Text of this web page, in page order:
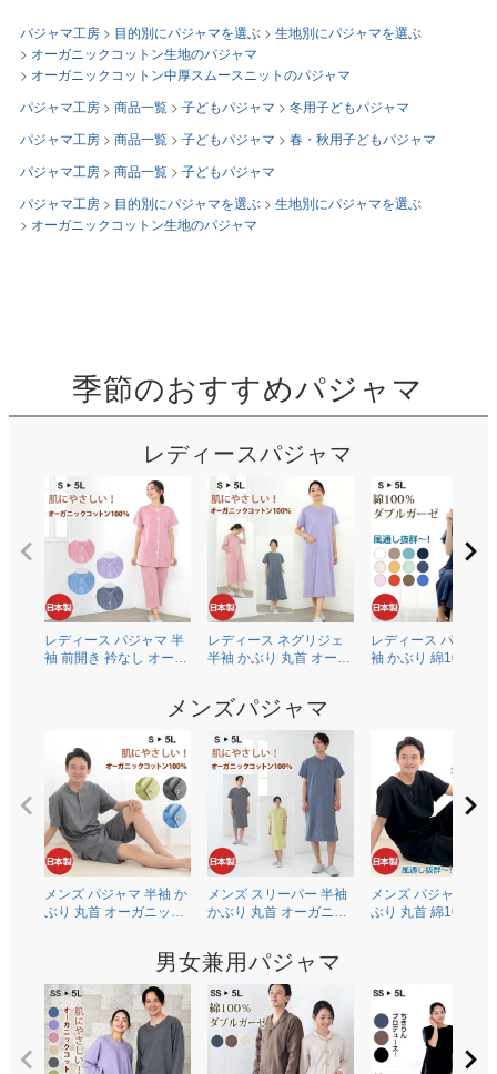
パジャマ工房 目的別にパジャマを選ぶ
生地別にパジャマを選ぶ
オーガニックコットン生地のパジャマ
オーガニックコットン中厚スムースニットのパジャマ
パジャマ工房
商品一覧 子どもパジャマ
冬用子どもパジャマ
パジャマ工房
商品一覧 子どもパジャマ
春・秋用子どもパジャマ
パジャマ工房
商品一覧
子どもパジャマ
パジャマ工房
目的別にパジャマを選ぶ
生地別にパジャマを選ぶ
オーガニックコットン生地のパジャマ
季節のおすすめパジャマ
レディースパジャマ
レディース パジャマ 半
袖 前開き 衿なし オーガ
レディース ネグリジェ
半袖 かぶり 丸首 オーガ
レディース パジャマ
袖 かぶり 綿100％二
メンズパジャマ
メンズ パジャマ 半袖 か
ぶり 丸首 オーガニック
メンズ スリーパー 半袖
かぶり 丸首 オーガニッ
メンズ パジャマ 半
ぶり 丸首 綿100％二
男女兼用パジャマ